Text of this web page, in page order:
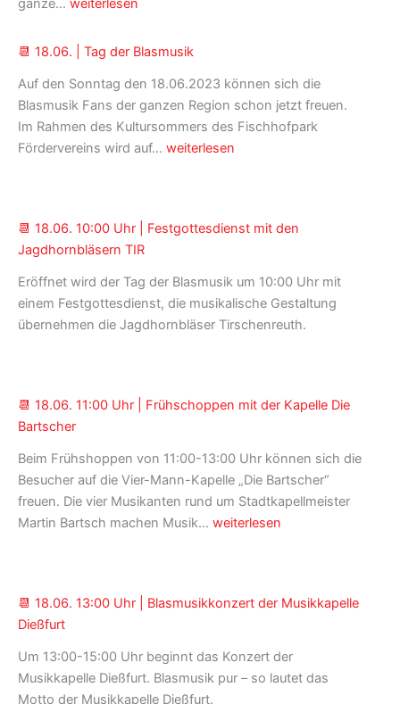
Uhr
Münchener
Freiheit
📆 18.06. | Tag der Blasmusik
Auf den Sonntag den 18.06.2023 können sich die
Blasmusik Fans der ganzen Region schon jetzt freuen.
Im Rahmen des Kultursommers des Fischhofpark
Fördervereins wird auf… 📆 18.06.
Blasmusik
weiterlesen
📆 18.06. 10:00 Uhr | Festgottesdienst mit den
Jagdhornbläsern TIR
Eröffnet wird der Tag der Blasmusik um 10:00 Uhr mit
einem Festgottesdienst, die musikalische Gestaltung
übernehmen die Jagdhornbläser Tirschenreuth.
📆 18.06. 11:00 Uhr | Frühschoppen mit der Kapelle Die
Bartscher
Beim Frühshoppen von 11:00-13:00 Uhr können sich die
Besucher auf die Vier-Mann-Kapelle „Die Bartscher“
freuen. Die vier Musikanten rund um Stadtkapellmeister
Martin Bartsch machen Musik… 📆 18.06.
Frühschoppen
der
Kapelle
weiterlesen
📆 18.06. 13:00 Uhr | Blasmusikkonzert der Musikkapelle
Dießfurt
Um 13:00-15:00 Uhr beginnt das Konzert der
Musikkapelle Dießfurt. Blasmusik pur – so lautet das
Motto der Musikkapelle Dießfurt.